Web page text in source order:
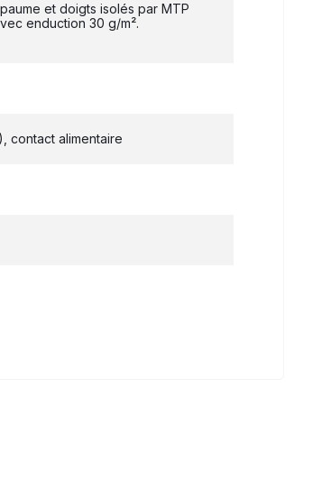
et doigts isolés par MTP
enduction 30 g/m².
contact alimentaire